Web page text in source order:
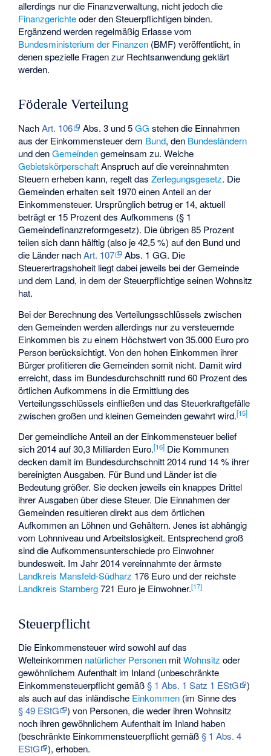
allerdings nur die Finanzverwaltung, nicht jedoch die
Finanzgerichteoder den Steuerpflichtigen binden.
Ergänzend werden regelmäßig Erlasse vom
Bundesministerium der Finanzen (BMF) veröffentlicht, in
denen spezielle Fragen zur Rechtsanwendung geklärt
werden.
Föderale Verteilung
NachArt. 106 Abs. 3 und 5GG stehen die Einnahmen
aus der Einkommensteuer dem Bund, den Bundesländern
und denGemeindengemeinsam zu. Welche
GebietskörperschaftAnspruch auf die vereinnahmten
Steuern erheben kann, regelt dasZerlegungsgesetz. Die
Gemeinden erhalten seit 1970 einen Anteil an der
Einkommensteuer. Ursprünglich betrug er 14, aktuell
beträgt er 15 Prozent des Aufkommens (§ 1
Gemeindefinanzreformgesetz). Die übrigen 85 Prozent
teilen sich dann hälftig (also je 42,5 %) auf den Bund und
die Länder nachArt. 107
Abs. 1 GG. Die
Steuerertragshoheit liegt dabei jeweils bei der Gemeinde
und dem Land, in dem der Steuerpflichtige seinen Wohnsitz
hat.
Bei der Berechnung des Verteilungsschlüssels zwischen
den Gemeinden werden allerdings nur zu versteuernde
Einkommen bis zu einem Höchstwert von 35.000 Euro pro
Person berücksichtigt. Von den hohen Einkommen ihrer
Bürger profitieren die Gemeinden somit nicht. Damit wird
erreicht, dass im Bundesdurchschnitt rund 60 Prozent des
örtlichen Aufkommens in die Ermittlung des
Verteilungsschlüssels einfließen und das Steuerkraftgefälle
zwischen großen und kleinen Gemeinden gewahrt wird.[15]
Der gemeindliche Anteil an der Einkommensteuer belief
sich 2014 auf 30,3 Milliarden Euro.[16] Die Kommunen
decken damit im Bundesdurchschnitt 2014 rund 14 % ihrer
bereinigten Ausgaben. Für Bund und Länder ist die
Bedeutung größer. Sie decken jeweils ein knappes Drittel
ihrer Ausgaben über diese Steuer. Die Einnahmen der
Gemeinden resultieren direkt aus dem örtlichen
Aufkommen an Löhnen und Gehältern. Jenes ist abhängig
vom Lohnniveau und Arbeitslosigkeit. Entsprechend groß
sind die Aufkommensunterschiede pro Einwohner
bundesweit. Im Jahr 2014 vereinnahmte der ärmste
Landkreis Mansfeld-Südharz 176 Euro und der reichste
Landkreis Starnberg721 Euro je Einwohner.[17]
Steuerpflicht
Die Einkommensteuer wird sowohl auf das
Welteinkommen natürlicher Personen mitWohnsitz oder
gewöhnlichem Aufenthalt im Inland (unbeschränkte
Einkommensteuerpflichtgemäß§ 1 Abs. 1 Satz 1 EStG
)
als auch auf das inländische Einkommen (im Sinne des
§ 49 EStG
) von Personen, die weder ihren Wohnsitz
noch ihrengewöhnlichem Aufenthalt im Inland haben
(beschränkte Einkommensteuerpflichtgemäß§ 1 Abs. 4
EStG
), erhoben.